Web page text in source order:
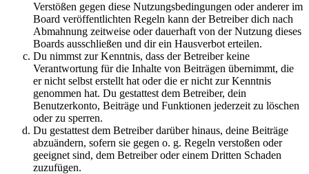
Verstößen gegen diese Nutzungsbedingungen oder anderer im
Board veröffentlichten Regeln kann der Betreiber dich nach
Abmahnung zeitweise oder dauerhaft von der Nutzung dieses
Boards ausschließen und dir ein Hausverbot erteilen.
Du nimmst zur Kenntnis, dass der Betreiber keine
Verantwortung für die Inhalte von Beiträgen übernimmt, die
er nicht selbst erstellt hat oder die er nicht zur Kenntnis
genommen hat. Du gestattest dem Betreiber, dein
Benutzerkonto, Beiträge und Funktionen jederzeit zu löschen
oder zu sperren.
Du gestattest dem Betreiber darüber hinaus, deine Beiträge
abzuändern, sofern sie gegen o. g. Regeln verstoßen oder
geeignet sind, dem Betreiber oder einem Dritten Schaden
zuzufügen.